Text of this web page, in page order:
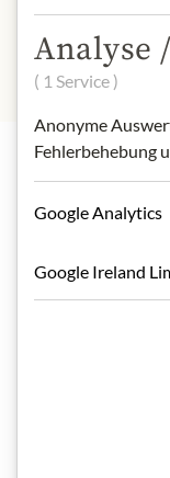
Analyse
( 1 Service )
Anonyme
Fehlerbehebung
Google Analytics
Google Ireland